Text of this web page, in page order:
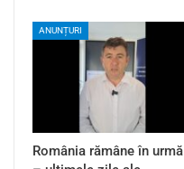
ANUNȚURI
România rămâne în urmă